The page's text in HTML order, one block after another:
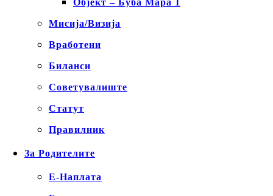
Мисија/Визија
Вработени
Биланси
Советувалиште
Статут
Правилник
За Родителите
Е-Наплата